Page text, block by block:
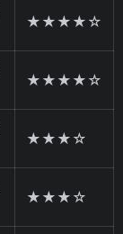
★★★★☆
★★★★☆
★★★☆
★★★☆